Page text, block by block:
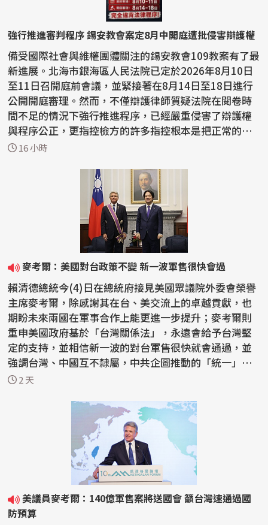
強行推進審判程序 錫安教會案定8月中開庭遭批侵害辯護權
備受國際社會與維權團體關注的錫安教會109教案有了最
新進展。北海市銀海區人民法院已定於2026年8月10日
至11日召開庭前會議，並緊接著在8月14日至18日進行
公開開庭審理。然而，不僅辯護律師質疑法院在閱卷時
間不足的情況下強行推進程序，已經嚴重侵害了辯護權
與程序公正，更指控檢方的許多指控根本是把正常的宗
教活動...
16 小時
麥考爾：美國對台政策不變 新一波軍售很快會過
賴清德總統今(4)日在總統府接見美國眾議院外委會榮譽
主席麥考爾，除感謝其在台、美交流上的卓越貢獻，也
期盼未來兩國在軍事合作上能更進一步提升；麥考爾則
重申美國政府基於「台灣關係法」，永遠會給予台灣堅
定的支持，並相信新一波的對台軍售很快就會通過，並
強調台灣、中國互不隸屬，中共企圖推動的「統一」絕
不會...
2 天
美議員麥考爾：140億軍售案將送國會 籲台灣速通過國
防預算